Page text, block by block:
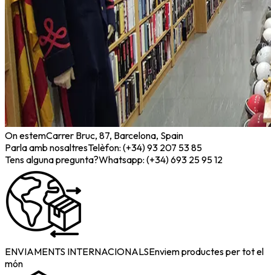
On estemCarrer Bruc, 87, Barcelona, Spain
Parla amb nosaltresTelèfon: (+34) 93 207 53 85
Tens alguna pregunta?Whatsapp: (+34) 693 25 95 12
ENVIAMENTS INTERNACIONALSEnviem productes per tot el
món